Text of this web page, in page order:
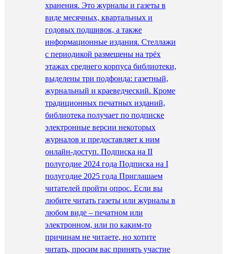
хранения. Это журналы и газеты в
виде месячных, квартальных и
годовых подшивок, а также
информационные издания. Стеллажи
с периодикой размещены на трёх
этажах среднего корпуса библиотеки,
выделены три подфонда: газетный,
журнальный и краеведческий. Кроме
традиционных печатных изданий,
библиотека получает по подписке
электронные версии некоторых
журналов и предоставляет к ним
онлайн-доступ. Подписка на II
полугодие 2024 года Подписка на I
полугодие 2025 года Приглашаем
читателей пройти опрос. Если вы
любите читать газеты или журналы в
любом виде – печатном или
электронном, или по каким-то
причинам не читаете, но хотите
читать, просим вас принять участие